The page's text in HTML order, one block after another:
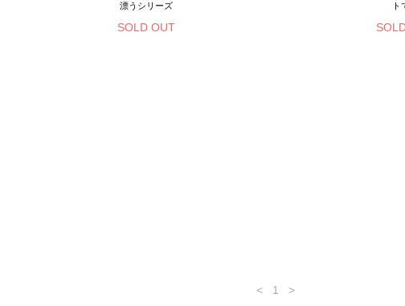
漂うシリーズ
SOLD OUT
ト
< 1 >